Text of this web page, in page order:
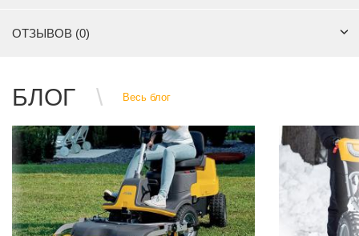
ОТЗЫВОВ (0)
БЛОГ Весь блог